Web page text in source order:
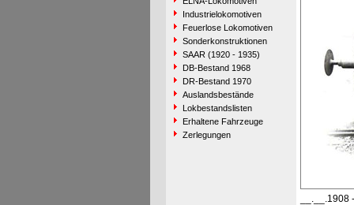
Industrielokomotiven
Feuerlose Lokomotiven
Sonderkonstruktionen
SAAR (1920 - 1935)
DB-Bestand 1968
DR-Bestand 1970
Auslandsbestände
Lokbestandslisten
Erhaltene Fahrzeuge
Zerlegungen
__.__.1908